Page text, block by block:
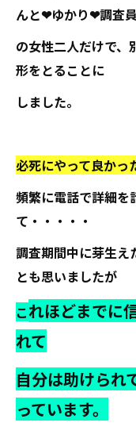
んと❤ゆかり❤調査員
の女性二人だけで、
形をとることに
しました。
必死にやって良かっ
頻繁に電話で詳細を
て・・・・・
調査期間中に芽生え
とも思いましたが
これほどまでに
れて
自分は助けられ
っています。